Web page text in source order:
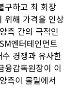
구하고 최 회장
위해 가격을 인상
측 간의 극적인
엔터테인먼트
경쟁과 유사한
융감독원장이 이
측이 물밑에서